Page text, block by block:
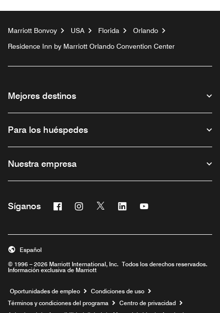
Marriott Bonvoy USA Florida
Orlando
Residence Inn by Marriott Orlando Convention Center
Mejores destinos
Para los huéspedes
Nuestra empresa
Síganos Facebook
Abre una ventana nueva
Instagram
Abre una ventana nueva
Twitter
Abre una ventana nueva
Linkedin
Abre una ventana nueva
Abre una ventana
© 1996 – 2026 Marriott International, Inc. Todos los derechos reservados.
Información exclusiva de Marriott
Español
Oportunidades de empleo Abre una ventana nueva
Condiciones de uso
Términos y condiciones del programa
Centro de privacidad